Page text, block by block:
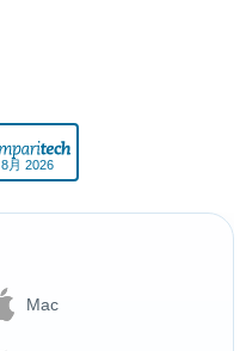
8月 2026
Mac